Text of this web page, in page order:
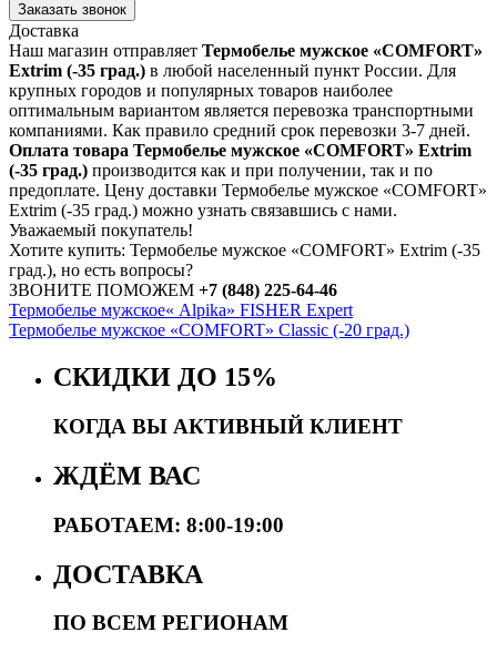
Заказать звонок
Доставка
Наш магазин отправляет Термобелье мужское «COMFORT»
Extrim (-35 град.) в любой населенный пункт России. Для
крупных городов и популярных товаров наиболее
оптимальным вариантом является перевозка транспортными
компаниями. Как правило средний срок перевозки 3-7 дней.
Оплата товара Термобелье мужское «COMFORT» Extrim
(-35 град.) производится как и при получении, так и по
предоплате. Цену доставки Термобелье мужское «COMFORT»
Extrim (-35 град.) можно узнать связавшись с нами.
Уважаемый покупатель!
Хотите купить: Термобелье мужское «COMFORT» Extrim (-35
град.), но есть вопросы?
ЗВОНИТЕ ПОМОЖЕМ +7 (848) 225-64-46
Термобелье мужское« Alpika» FISHER Expert
Термобелье мужское «COMFORT» Classic (-20 град.)
СКИДКИ ДО 15%
КОГДА ВЫ АКТИВНЫЙ КЛИЕНТ
ЖДЁМ ВАС
РАБОТАЕМ: 8:00-19:00
ДОСТАВКА
ПО ВСЕМ РЕГИОНАМ